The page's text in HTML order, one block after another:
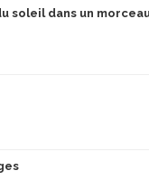
soleil dans un